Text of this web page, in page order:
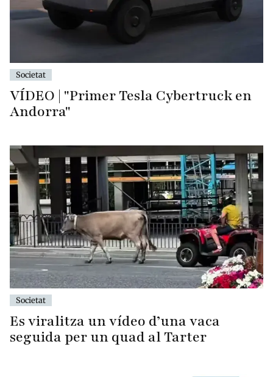
Societat
VÍDEO | "Primer Tesla Cybertruck en
Andorra"
Societat
Es viralitza un vídeo d’una vaca
seguida per un quad al Tarter